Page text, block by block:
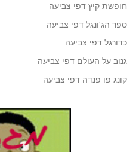
חופשת קיץ דפי צביעה
ספר הג'ונגל דפי צביעה
כדורגל דפי צביעה
גנוב על העולם דפי צביעה
קונג פו פנדה דפי צביעה